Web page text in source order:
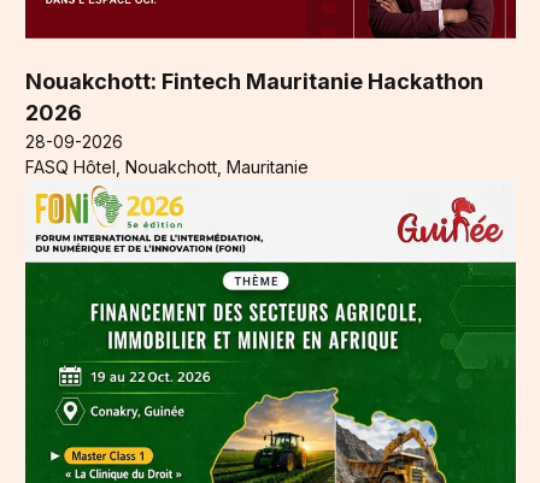
Nouakchott: Fintech Mauritanie Hackathon
2026
28-09-2026
FASQ Hôtel, Nouakchott, Mauritanie